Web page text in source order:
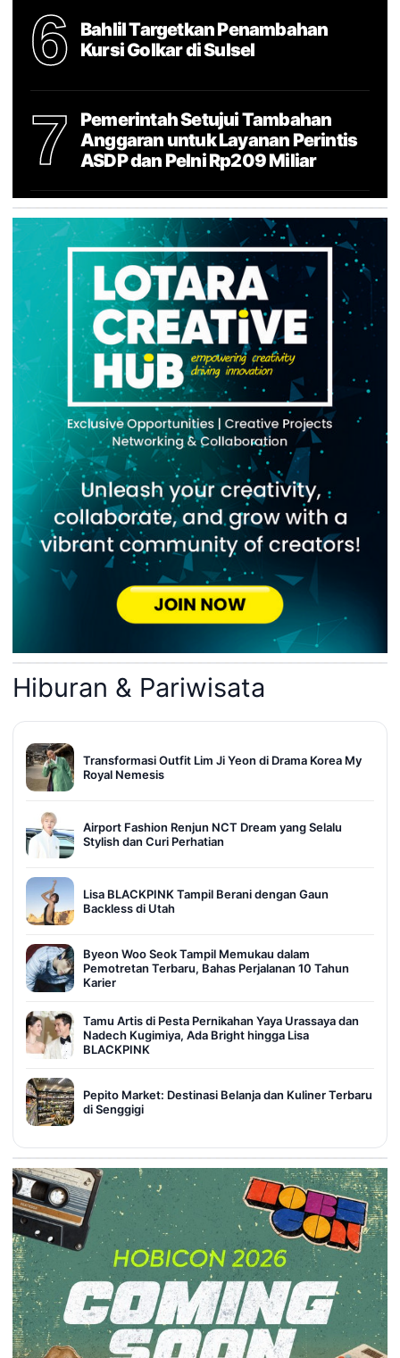
6
Bahlil Targetkan Penambahan
Kursi Golkar di Sulsel
7
Pemerintah Setujui Tambahan
Anggaran untuk Layanan Perintis
ASDP dan Pelni Rp209 Miliar
Hiburan & Pariwisata
Transformasi Outfit Lim Ji Yeon di Drama Korea My
Royal Nemesis
Airport Fashion Renjun NCT Dream yang Selalu
Stylish dan Curi Perhatian
Lisa BLACKPINK Tampil Berani dengan Gaun
Backless di Utah
Byeon Woo Seok Tampil Memukau dalam
Pemotretan Terbaru, Bahas Perjalanan 10 Tahun
Karier
Tamu Artis di Pesta Pernikahan Yaya Urassaya dan
Nadech Kugimiya, Ada Bright hingga Lisa
BLACKPINK
Pepito Market: Destinasi Belanja dan Kuliner Terbaru
di Senggigi